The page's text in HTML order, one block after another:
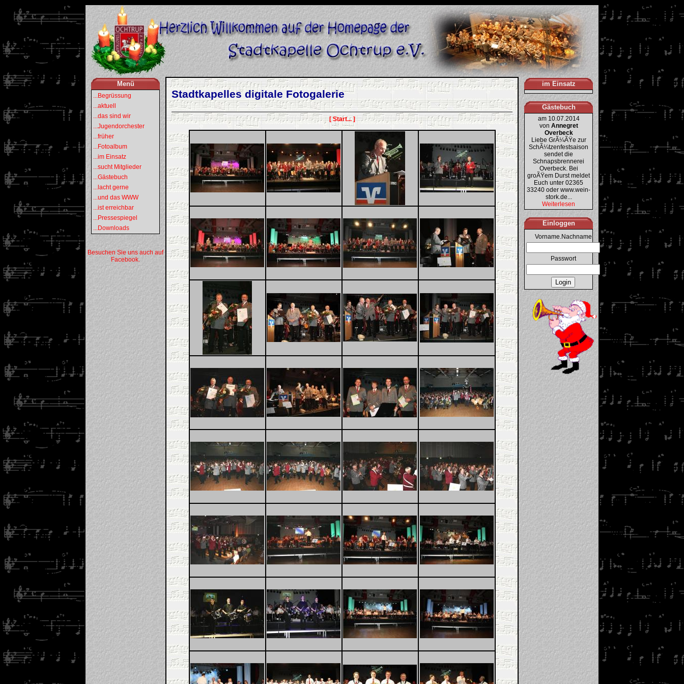
Menü
...Begrüssung
...aktuell
...das sind wir
...Jugendorchester
...früher
...Fotoalbum
...im Einsatz
...sucht Mitglieder
...Gästebuch
...lacht gerne
...und das WWW
...ist erreichbar
...Pressespiegel
...Downloads
Besuchen Sie uns auch auf
Facebook.
Stadtkapelles digitale Fotogalerie
[ Start... ]
im Einsatz
Gästebuch
am 10.07.2014
von Annegret
Overbeck
Liebe GrÃ¼ÃŸe zur
SchÃ¼tzenfestsaison
sendet die
Schnapsbrennerei
Overbeck. Bei
groÃŸem Durst meldet
Euch unter 02365
33240 oder www.wein-
stork.de...
Weiterlesen
Einloggen
Vorname.Nachname
Passwort